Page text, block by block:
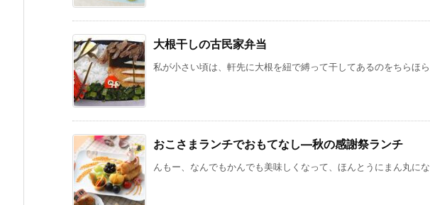
大根干しの古民家弁当
私が小さい頃は、軒先に大根を紐で縛って干してあるのをちらほ
おこさまランチでおもてなし—秋の感謝祭ランチ
んもー、なんでもかんでも美味しくなって、ほんとうにまん丸に